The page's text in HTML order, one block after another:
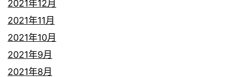
2021年12月
2021年11月
2021年10月
2021年9月
2021年8月